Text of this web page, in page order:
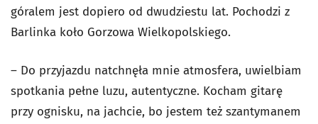
góralem jest dopiero od dwudziestu lat. Pochodzi z
Barlinka koło Gorzowa Wielkopolskiego.
– Do przyjazdu natchnęła mnie atmosfera, uwielbiam
spotkania pełne luzu, autentyczne. Kocham gitarę
przy ognisku, na jachcie, bo jestem też szantymanem